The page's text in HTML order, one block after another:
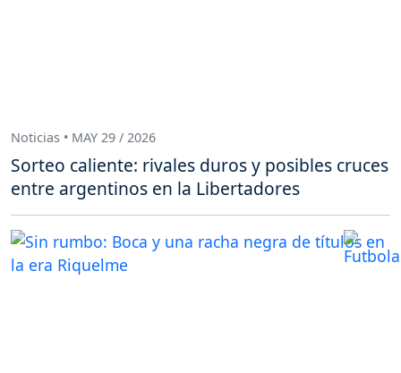
Noticias • MAY 29 / 2026
Sorteo caliente: rivales duros y posibles cruces
entre argentinos en la Libertadores